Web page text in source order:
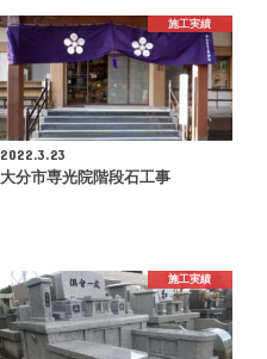
施工実績
2022.3.23
大分市専光院階段石工事
施工実績